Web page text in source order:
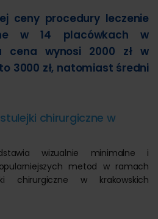
ceny procedury leczenie
w 14 placówkach w
cena wynosi 2000 zł w
3000 zł, natomiast średni
chirurgiczne w
wizualnie minimalne i
metod w ramach
chirurgiczne w krakowskich